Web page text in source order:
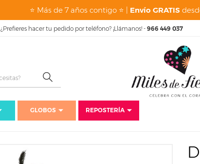
⭐ Más de 7 años contigo ⭐ | Envío GRATIS
¿Prefieres hacer tu pedido por teléfono? ¡Llámanos! - 966 449 037
GLOBOS
REPOSTERÍA
Inicio
Disfraces Baratos